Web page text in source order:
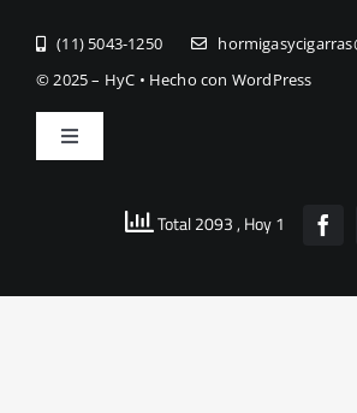
(11) ­5043-1250
© 2025 – HyC • Hecho con WordPress
Toggle
Total 2093 , Hoy 1